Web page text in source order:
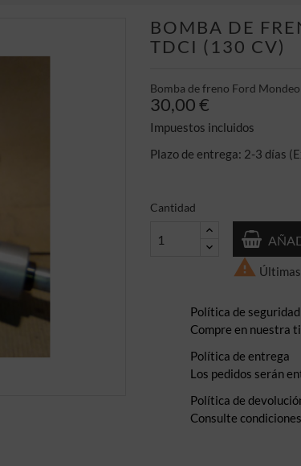
BOMBA DE
TDCI (130 CV)
Bomba de freno Ford
30,00 €
Impuestos incluidos
Plazo de entrega: 2-3 días
Cantidad

Política de seguridad
Compre en nuestra
Política de entrega
Los pedidos serán
Política de
Consulte